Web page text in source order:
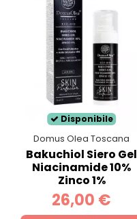
Disponibile
Domus Olea Toscana
Bakuchiol Siero Gel
Niacinamide 10%
Zinco 1%
26,00 €